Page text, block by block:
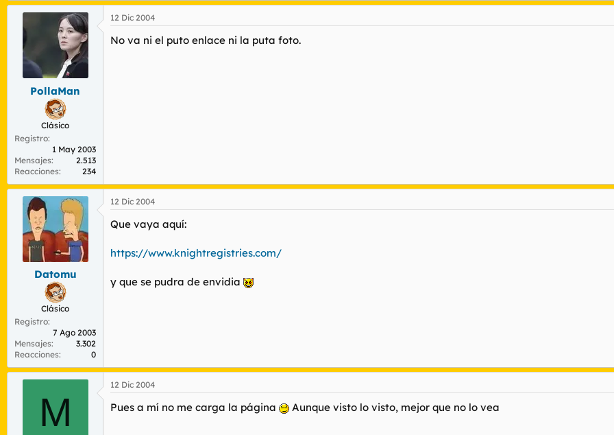
PollaMan
Clásico
Registro
1 May 2003
Mensajes
2.513
Reacciones
234
12 Dic 2004
No va ni el puto enlace ni la puta foto.
Datomu
Clásico
Registro
7 Ago 2003
Mensajes
3.302
Reacciones
0
12 Dic 2004
Que vaya aquí:
https://www.knightregistries.com/
y que se pudra de envidia
M
12 Dic 2004
Pues a mí no me carga la página Aunque visto lo visto, mejor que no lo vea